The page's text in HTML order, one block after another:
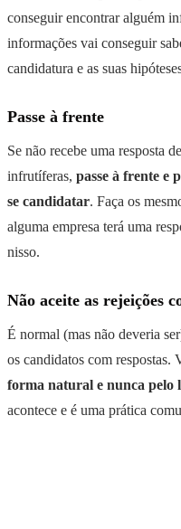
conseguir encontrar alguém
informações vai conseguir
candidatura e as suas
Passe à frente
Se não recebe uma resposta
infrutíferas, passe à frente e
se candidatar. Faça os
alguma empresa terá uma
nisso.
Não aceite as rejeições
É normal (mas não deveria
os candidatos com respostas.
forma natural e nunca pelo
acontece e é uma prática